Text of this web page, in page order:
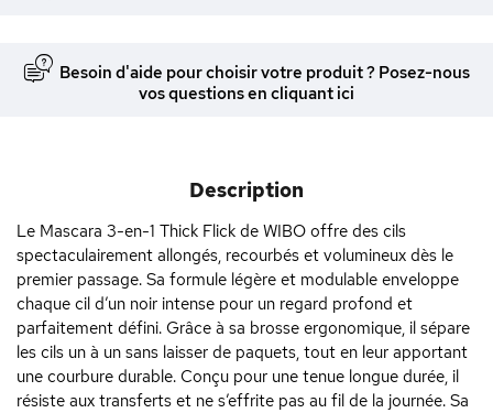
Besoin d'aide pour choisir votre produit ? Posez-nous
vos questions en cliquant ici
Description
Le Mascara 3-en-1 Thick Flick de WIBO offre des cils
spectaculairement allongés, recourbés et volumineux dès le
premier passage. Sa formule légère et modulable enveloppe
chaque cil d’un noir intense pour un regard profond et
parfaitement défini. Grâce à sa brosse ergonomique, il sépare
les cils un à un sans laisser de paquets, tout en leur apportant
une courbure durable. Conçu pour une tenue longue durée, il
résiste aux transferts et ne s’effrite pas au fil de la journée. Sa